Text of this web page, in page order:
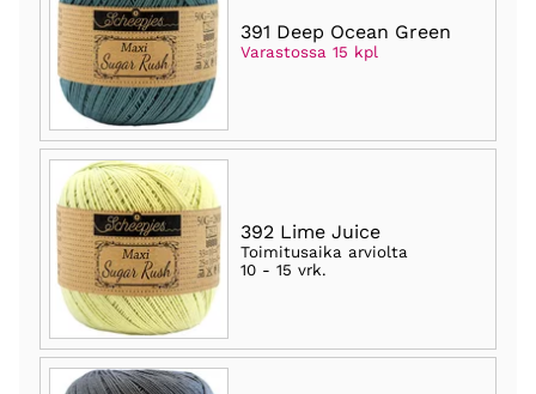
391 Deep Ocean Green
Varastossa 15 kpl
392 Lime Juice
Toimitusaika arviolta
10 - 15 vrk.